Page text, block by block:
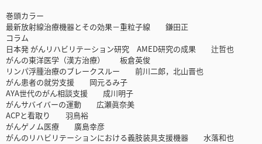
巻頭カラー
最新放射線治療機器とその効果－重粒子線 鎌田正
コラム
日本発 がんリハビリテーション研究 AMED研究の成果 辻哲也
がんの東洋医学（漢方治療） 板倉英俊
リンパ浮腫治療のブレークスルー 前川二郎，北山晋也
がん患者の就労支援 岡元るみ子
AYA世代のがん相談支援 成川明子
がんサバイバーの運動 広瀬眞奈美
ACPと看取り 羽鳥裕
がんゲノム医療 廣島幸彦
がんのリハビリテーションにおける義肢装具支援機器 水落和也